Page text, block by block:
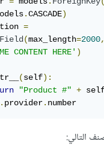
.CASCADE)
=
(max_length=2000,
CONTENT HERE')
(self):
"Product #" +
.provider.number
التالي: